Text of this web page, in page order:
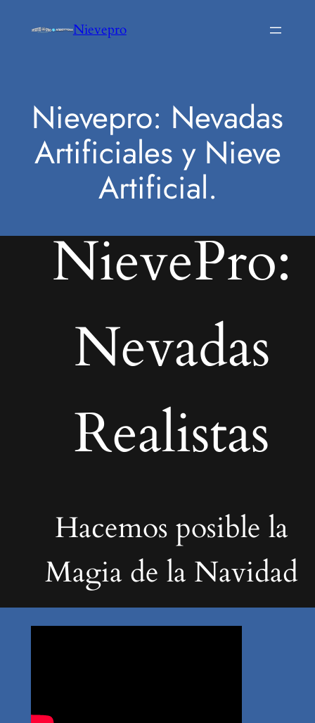
Nievepro
Nievepro: Nevadas
Artificiales y Nieve
Artificial.
NievePro:
Nevadas
Realistas
Hacemos posible la
Magia de la Navidad